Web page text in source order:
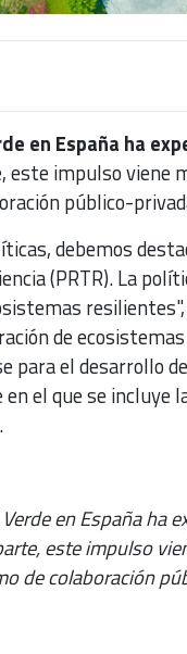
en España ha
este impulso viene
público-
debemos
(PRTR). La
de
para el desarrollo
el que se incluye
en España ha
este impulso
de colaboración